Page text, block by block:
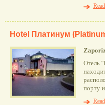
Hotel Платинум
Отель
порту